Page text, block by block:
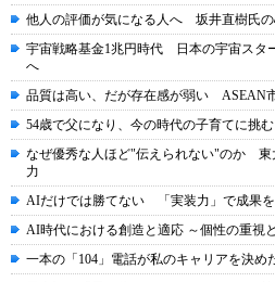
他人の評価が気になる人へ 坂井直樹氏
宇宙戦略基金1兆円時代 日本の宇宙スタ
へ
品質は高い、だが存在感が弱い ASEAN
54歳で父になり、今の時代の子育てに挑む
なぜ優秀な人ほど"伝えられない"のか 東
力
AIだけでは勝てない 「実装力」で成果
AI時代における創造と適応 ～個性の重視
一本の「104」電話が私のキャリアを決